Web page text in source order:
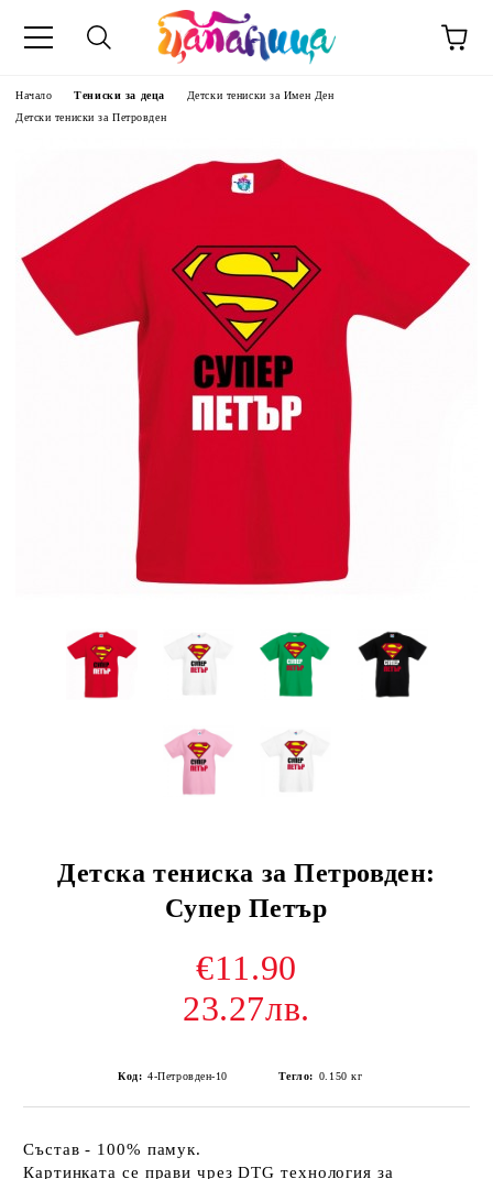
Начало Тениски за деца
Детски тениски за Имен Ден
Детски тениски за Петровден
Детска тениска за Петровден:
Супер Петър
€11.90
23.27лв.
Код: 4-Петровден-10 Тегло: 0.150 кг
Състав - 100% памук.
Картинката се прави чрез DTG технология за